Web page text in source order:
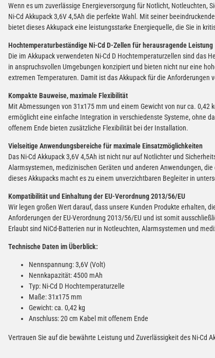
Wenn es um zuverlässige Energieversorgung für Notlicht, Notleuchten,
Ni-Cd Akkupack 3,6V 4,5Ah die perfekte Wahl. Mit seiner
bietet dieses Akkupack eine leistungsstarke Energiequelle, die Sie in
Hochtemperaturbeständige Ni-Cd D-Zellen für herausragende Leistung
Die im Akkupack verwendeten Ni-Cd D Hochtemperaturzellen sind das
in anspruchsvollen Umgebungen konzipiert und bieten nicht nur eine
extremen Temperaturen. Damit ist das Akkupack für die
Kompakte Bauweise, maximale Flexibilität
Mit Abmessungen von 31x175 mm und einem Gewicht von nur ca.
ermöglicht eine einfache Integration in verschiedenste Systeme, ohne
offenem Ende bieten zusätzliche Flexibilität bei der Installation.
Vielseitige Anwendungsbereiche für maximale Einsatzmöglichkeiten
Das Ni-Cd Akkupack 3,6V 4,5Ah ist nicht nur auf Notlichter und
Alarmsystemen, medizinischen Geräten und anderen Anwendungen,
dieses Akkupacks macht es zu einem unverzichtbaren Begleiter in
Kompatibilität und Einhaltung der EU-Verordnung 2013/56/EU
Wir legen großen Wert darauf, dass unsere Kunden Produkte erhalten,
Anforderungen der EU-Verordnung 2013/56/EU und ist somit
Erlaubt sind NiCd-Batterien nur in Notleuchten, Alarmsystemen und
Technische Daten im Überblick:
Nennspannung: 3,6V (Volt)
Nennkapazität: 4500 mAh
Typ: Ni-Cd D Hochtemperaturzelle
Maße: 31x175 mm
Gewicht: ca. 0,42 kg
Anschluss: 20 cm Kabel mit offenem Ende
Vertrauen Sie auf die bewährte Leistung und Zuverlässigkeit des Ni-Cd